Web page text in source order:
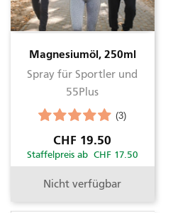
Magnesiumöl, 250ml
Spray für Sportler und
55Plus
(3)
Preis
CHF 19.50
Staffelpreis ab CHF 17.50
Nicht verfügbar